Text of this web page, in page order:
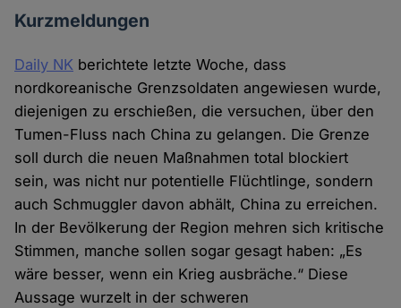
Kurzmeldungen
Daily NK berichtete letzte Woche, dass
nordkoreanische Grenzsoldaten angewiesen wurde,
diejenigen zu erschießen, die versuchen, über den
Tumen-Fluss nach China zu gelangen. Die Grenze
soll durch die neuen Maßnahmen total blockiert
sein, was nicht nur potentielle Flüchtlinge, sondern
auch Schmuggler davon abhält, China zu erreichen.
In der Bevölkerung der Region mehren sich kritische
Stimmen, manche sollen sogar gesagt haben: „Es
wäre besser, wenn ein Krieg ausbräche.“ Diese
Aussage wurzelt in der schweren